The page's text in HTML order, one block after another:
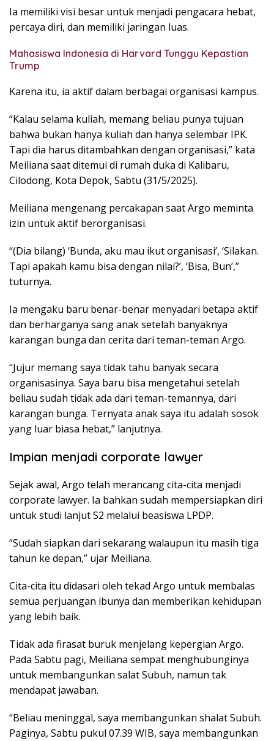
Ia memiliki visi besar untuk menjadi pengacara hebat,
percaya diri, dan memiliki jaringan luas.
Mahasiswa Indonesia di Harvard Tunggu Kepastian
Trump
Karena itu, ia aktif dalam berbagai organisasi kampus.
“Kalau selama kuliah, memang beliau punya tujuan
bahwa bukan hanya kuliah dan hanya selembar IPK.
Tapi dia harus ditambahkan dengan organisasi,” kata
Meiliana saat ditemui di rumah duka di Kalibaru,
Cilodong, Kota Depok, Sabtu (31/5/2025).
Meiliana mengenang percakapan saat Argo meminta
izin untuk aktif berorganisasi.
“(Dia bilang) ‘Bunda, aku mau ikut organisasi’, ‘Silakan.
Tapi apakah kamu bisa dengan nilai?’, ‘Bisa, Bun’,”
tuturnya.
Ia mengaku baru benar-benar menyadari betapa aktif
dan berharganya sang anak setelah banyaknya
karangan bunga dan cerita dari teman-teman Argo.
“Jujur memang saya tidak tahu banyak secara
organisasinya. Saya baru bisa mengetahui setelah
beliau sudah tidak ada dari teman-temannya, dari
karangan bunga. Ternyata anak saya itu adalah sosok
yang luar biasa hebat,” lanjutnya.
Impian menjadi corporate lawyer
Sejak awal, Argo telah merancang cita-cita menjadi
corporate lawyer. Ia bahkan sudah mempersiapkan diri
untuk studi lanjut S2 melalui beasiswa LPDP.
“Sudah siapkan dari sekarang walaupun itu masih tiga
tahun ke depan,” ujar Meiliana.
Cita-cita itu didasari oleh tekad Argo untuk membalas
semua perjuangan ibunya dan memberikan kehidupan
yang lebih baik.
Tidak ada firasat buruk menjelang kepergian Argo.
Pada Sabtu pagi, Meiliana sempat menghubunginya
untuk membangunkan salat Subuh, namun tak
mendapat jawaban.
“Beliau meninggal, saya membangunkan shalat Subuh.
Paginya, Sabtu pukul 07.39 WIB, saya membangunkan